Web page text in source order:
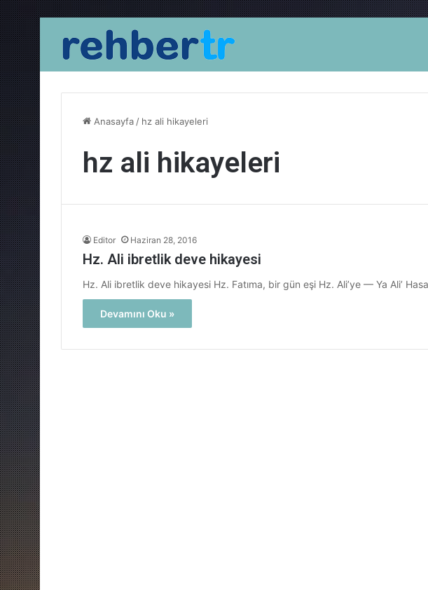
Anasayfa / hz ali hikayeleri
hz ali hikayeleri
Editor Haziran 28, 2016
Hz. Ali ibretlik deve hikayesi
Hz. Ali ibretlik deve hikayesi Hz. Fatıma, bir gün eşi Hz. Ali’ye — Ya Ali’
Devamını Oku »